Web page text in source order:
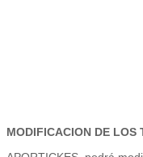
MODIFICACION DE LOS